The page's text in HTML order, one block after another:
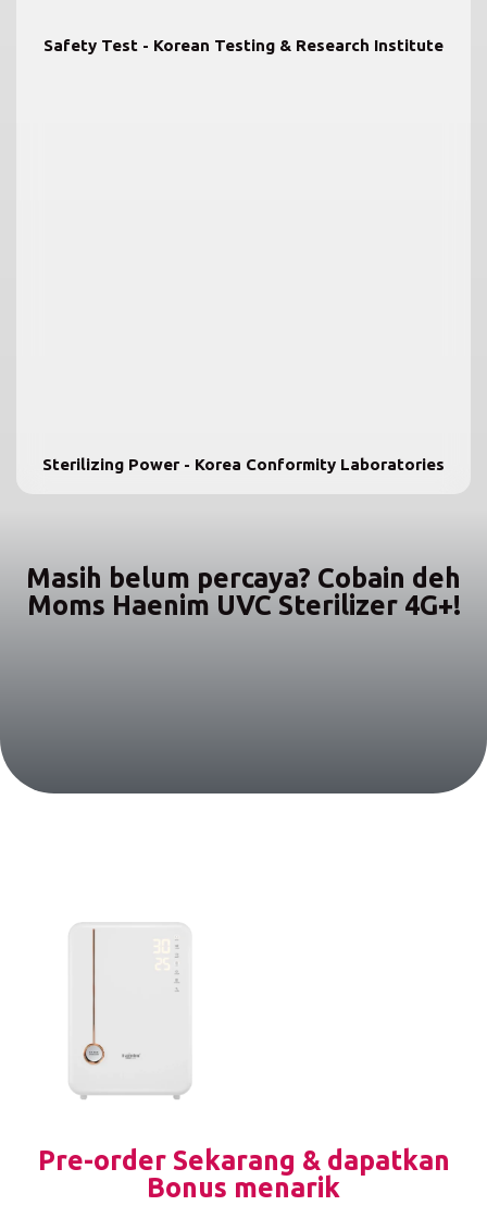
Safety Test - Korean Testing & Research Institute
Sterilizing Power - Korea Conformity Laboratories
Masih belum percaya? Cobain deh
Moms Haenim UVC Sterilizer 4G+!
Pre-order Sekarang & dapatkan
Bonus menarik